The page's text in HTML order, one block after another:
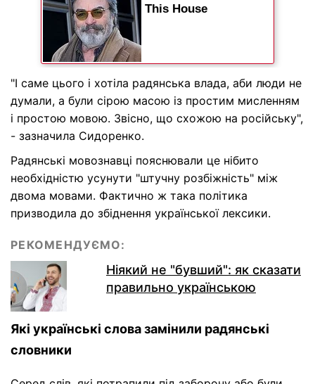
"І саме цього і хотіла радянська влада, аби люди не
думали, а були сірою масою із простим мисленням
і простою мовою. Звісно, що схожою на російську",
- зазначила Сидоренко.
Радянські мовознавці пояснювали це нібито
необхідністю усунути "штучну розбіжність" між
двома мовами. Фактично ж така політика
призводила до збіднення української лексики.
РЕКОМЕНДУЄМО:
Ніякий не "бувший": як сказати
правильно українською
Які українські слова замінили радянські
словники